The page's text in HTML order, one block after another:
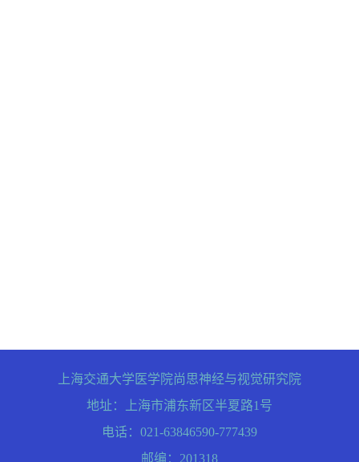
上海交通大学医学院尚思神经与视觉研究院
地址：上海市浦东新区半夏路1号
电话：021-63846590-777439
邮编：201318